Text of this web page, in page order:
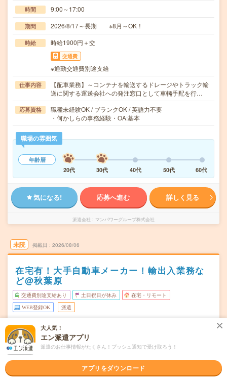
時間 9:00～17:00
期間 2026/8/17～長期 ※8月～OK！
時給 時給1900円＋交
交通費
※通勤交通費別途支給
仕事内容
【配車業務】～コンテナを輸送するドレージやトラック輸
送に関する運送会社への発注窓口として車輛手配を行…
応募資格
職種未経験OK / ブランクOK / 英語力不要
・何かしらの事務経験・OA:基本
職場の雰囲気
年齢層
20代
30代 40代 50代 60代
気になる! 応募へ進む 詳しく見る
派遣会社 マンパワーグループ株式会社
未読 掲載日 2026/08/06
在宅有！大手自動車メーカー！輸出入業務な
ど@秋葉原
交通費別途支給あり 土日祝日が休み 在宅・リモート
WEB登録OK 派遣
勤務地
東京都千代田区
秋葉原駅から徒歩2分／末広町(東京都)駅から徒歩3分
曜日頻度 月～金
9:30～18:00
大人気！
エン派遣アプリ
派遣のお仕事情報がたくさん！プッシュ通知で受け取ろう！
アプリをダウンロード